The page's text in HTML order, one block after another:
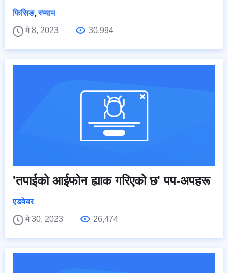
फिसिङ,स्प्याम
मे 8, 2023
30,994
'तपाईको आईफोन ह्याक गरिएको छ' पप-अपहरू
एडवेयर
मे 30, 2023
26,474